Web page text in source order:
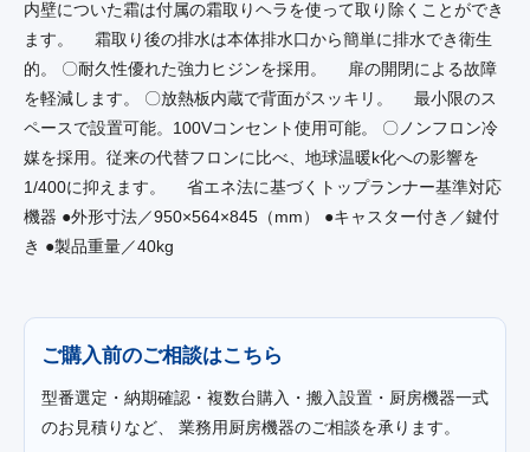
内壁についた霜は付属の霜取りヘラを使って取り除くことができ
ます。 霜取り後の排水は本体排水口から簡単に排水でき衛生
的。 〇耐久性優れた強力ヒジンを採用。 扉の開閉による故障
を軽減します。 〇放熱板内蔵で背面がスッキリ。 最小限のス
ペースで設置可能。100Vコンセント使用可能。 〇ノンフロン冷
媒を採用。従来の代替フロンに比べ、地球温暖k化への影響を
1/400に抑えます。 省エネ法に基づくトップランナー基準対応
機器 ●外形寸法／950×564×845（mm） ●キャスター付き／鍵付
き ●製品重量／40kg
ご購入前のご相談はこちら
型番選定・納期確認・複数台購入・搬入設置・厨房機器一式
のお見積りなど、 業務用厨房機器のご相談を承ります。